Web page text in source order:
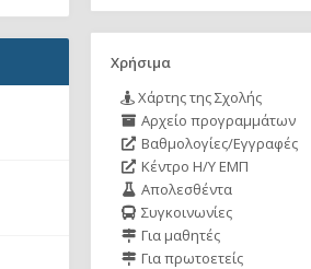
Χρήσιμα
Χάρτης της Σχολής
Αρχείο προγραμμάτων
Βαθμολογίες/Εγγραφές
Κέντρο Η/Υ ΕΜΠ
Απολεσθέντα
Συγκοινωνίες
Για μαθητές
Για πρωτοετείς